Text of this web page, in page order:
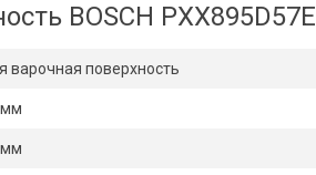
BOSCH PXX895D57E
варочная поверхность
мм
мм